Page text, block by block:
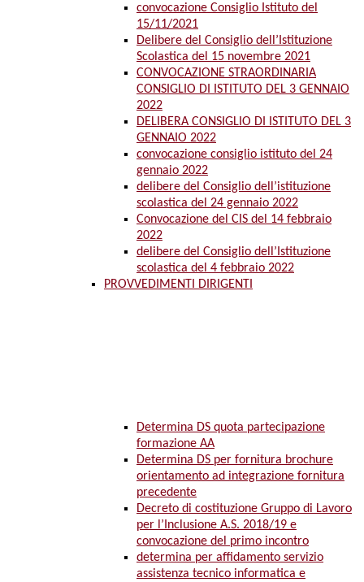
convocazione Consiglio Istituto del
15/11/2021
Delibere del Consiglio dell’Istituzione
Scolastica del 15 novembre 2021
CONVOCAZIONE STRAORDINARIA
CONSIGLIO DI ISTITUTO DEL 3 GENNAIO
2022
DELIBERA CONSIGLIO DI ISTITUTO DEL 3
GENNAIO 2022
convocazione consiglio istituto del 24
gennaio 2022
delibere del Consiglio dell’istituzione
scolastica del 24 gennaio 2022
Convocazione del CIS del 14 febbraio
2022
delibere del Consiglio dell’Istituzione
scolastica del 4 febbraio 2022
PROVVEDIMENTI DIRIGENTI
Determina DS quota partecipazione
formazione AA
Determina DS per fornitura brochure
orientamento ad integrazione fornitura
precedente
Decreto di costituzione Gruppo di Lavoro
per l’Inclusione A.S. 2018/19 e
convocazione del primo incontro
determina per affidamento servizio
assistenza tecnico informatica e